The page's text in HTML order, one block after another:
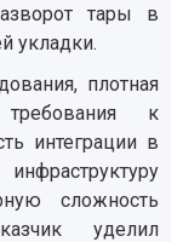
тары в
укладки.
плотная
к
интеграции в
сложность
уделил